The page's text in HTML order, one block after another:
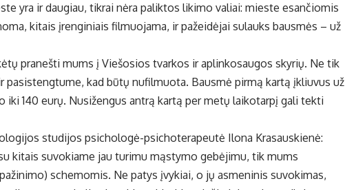
yra ir daugiau, tikrai nėra paliktos likimo valiai: mieste esančiomis
kitais įrenginiais filmuojama, ir pažeidėjai sulauks bausmės – už
pranešti mums į Viešosios tvarkos ir aplinkosaugos skyrių. Ne tik
pasistengtume, kad būtų nufilmuota. Bausmė pirmą kartą įkliuvus už
140 eurų. Nusižengus antrą kartą per metų laikotarpį gali tekti
studijos psichologė-psichoterapeutė Ilona Krasauskienė:
kitais suvokiame jau turimu mąstymo gebėjimu, tik mums
schemomis. Ne patys įvykiai, o jų asmeninis suvokimas,